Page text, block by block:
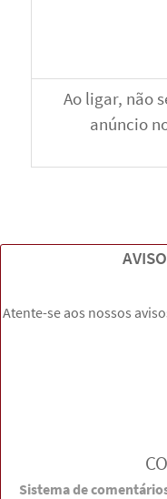
Ao ligar, não
anúncio
Atente-se aos nossos
Sistema de